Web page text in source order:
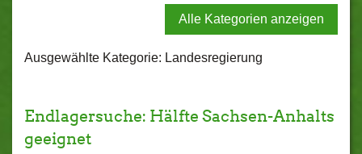
Alle Kategorien anzeigen
Ausgewählte Kategorie: Landesregierung
Endlagersuche: Hälfte Sachsen-Anhalts
geeignet